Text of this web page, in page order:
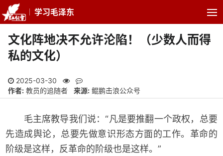
学习毛泽东
文化阵地决不允许沦陷！（少数人而得
私的文化）
2025-03-30
作者: 教员的追随者 来源: 鲲鹏击浪公众号
毛主席教导我们说：“凡是要推翻一个政权，总要
先造成舆论，总要先做意识形态方面的工作。革命的
阶级是这样，反革命的阶级也是这样。”